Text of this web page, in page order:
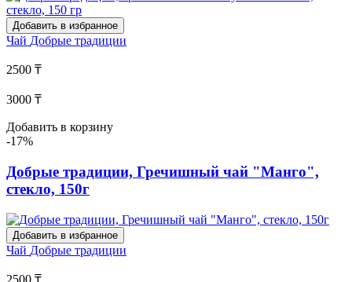
Добавить в избранное
Чай Добрые традиции
2500 ₸
3000 ₸
Добавить в корзину
-17%
Добрые традиции, Гречишный чай "Манго",
стекло, 150г
Добавить в избранное
Чай Добрые традиции
2500 ₸